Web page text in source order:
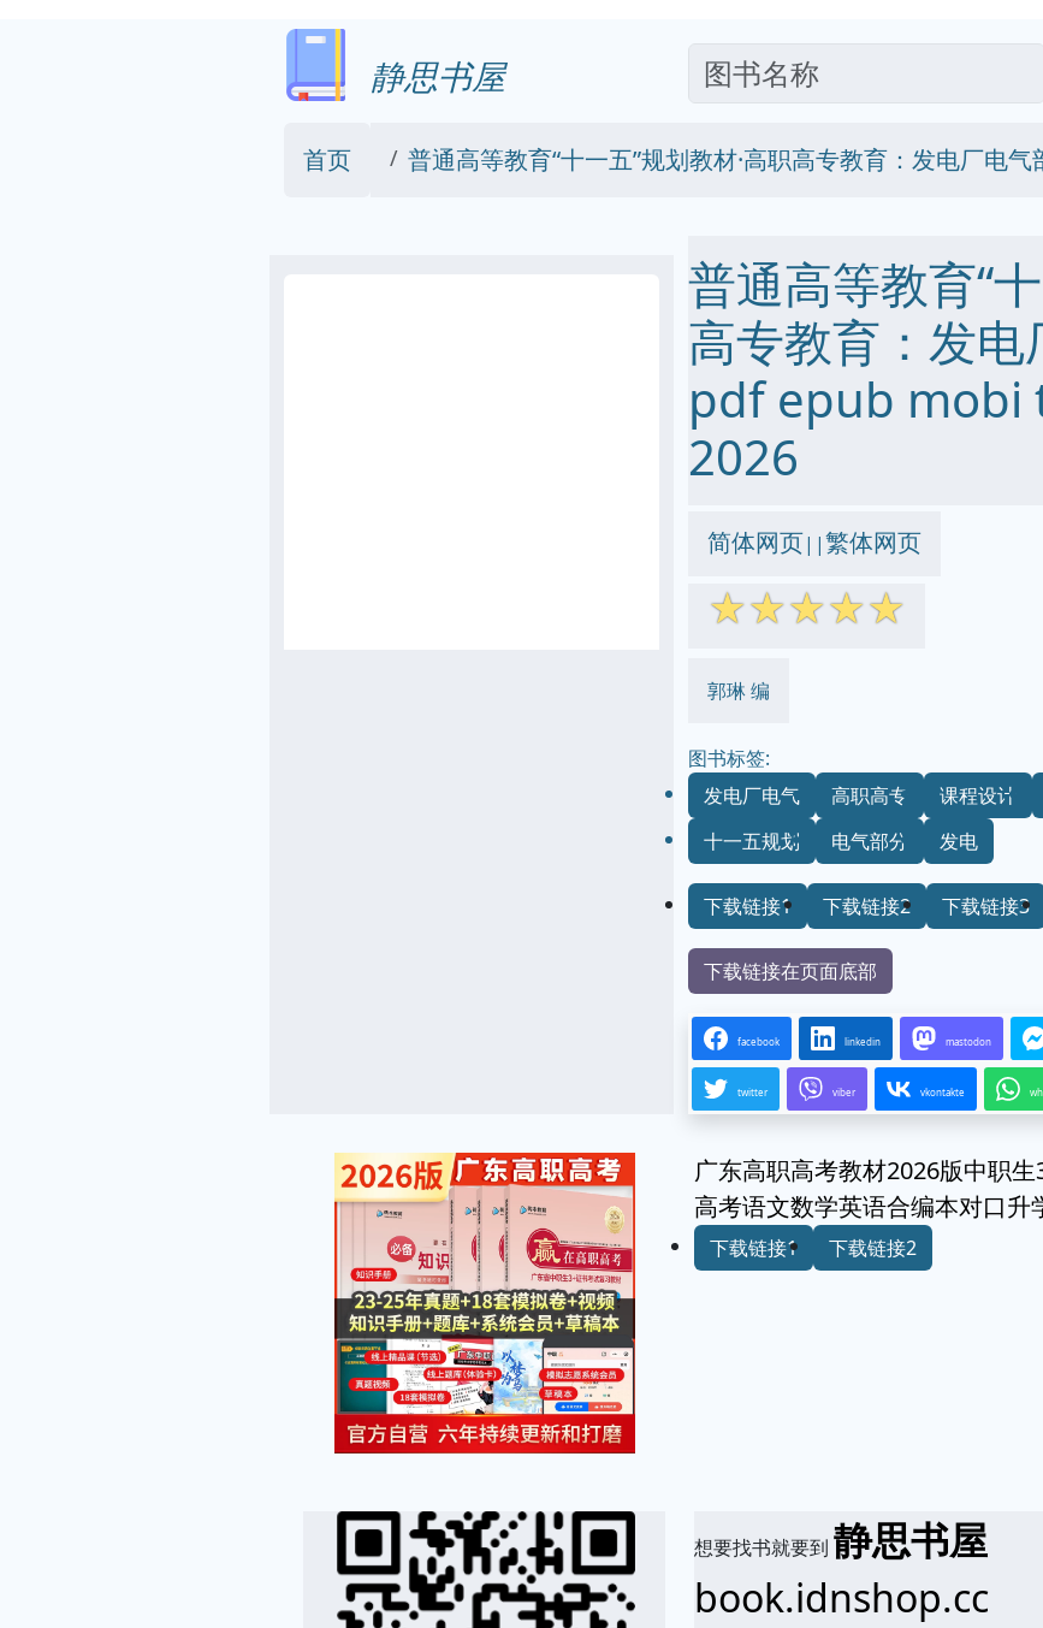
静思书屋
首页 普通高等教育“十一五”规划教材·高职高专教育：发电厂电
普通高等教育“
高专教育：发
pdf epub mobi
2026
简体网页||繁体网页
☆☆☆☆☆
郭琳 编
图书标签:
发电厂电气
高职高专 课程设计
十一五规划
电气部分 发电
下载链接1 下载链接2 下载链接3
下载链接在页面底部
facebook linkedin mastodon
twitter viber vkontakte
广东高职高考教材2026版中职
高考语文数学英语合编本对口
下载链接1 下载链接2
想要找书就要到静思书屋
book.idnshop.cc